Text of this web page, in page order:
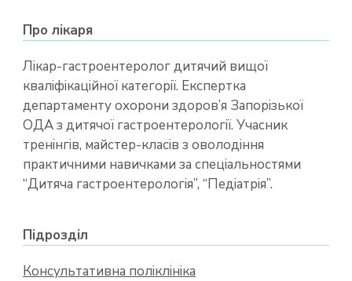
Про лікаря
Лікар-гастроентеролог дитячий вищої
кваліфікаційної категорії. Експертка
департаменту охорони здоров’я Запорізької
ОДА з дитячої гастроентерології. Учасник
тренінгів, майстер-класів з оволодіння
практичними навичками за спеціальностями
“Дитяча гастроентерологія”, “Педіатрія”.
Підрозділ
Консультативна поліклініка